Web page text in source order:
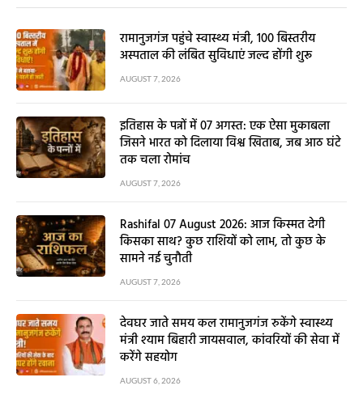
रामानुजगंज पहुंचे स्वास्थ्य मंत्री, 100 बिस्तरीय
अस्पताल की लंबित सुविधाएं जल्द होंगी शुरू
AUGUST 7, 2026
इतिहास के पन्नों में 07 अगस्त: एक ऐसा मुकाबला
जिसने भारत को दिलाया विश्व खिताब, जब आठ घंटे
तक चला रोमांच
AUGUST 7, 2026
Rashifal 07 August 2026: आज किस्मत देगी
किसका साथ? कुछ राशियों को लाभ, तो कुछ के
सामने नई चुनौती
AUGUST 7, 2026
देवघर जाते समय कल रामानुजगंज रुकेंगे स्वास्थ्य
मंत्री श्याम बिहारी जायसवाल, कांवरियों की सेवा में
करेंगे सहयोग
AUGUST 6, 2026